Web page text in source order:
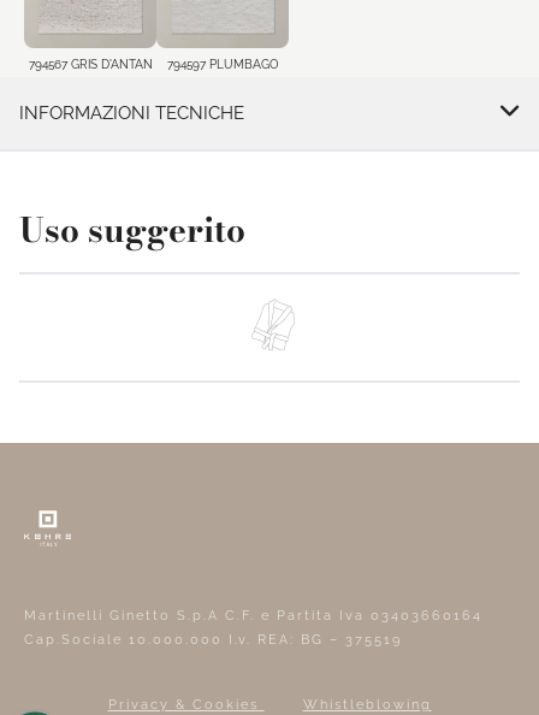
794567 GRIS D'ANTAN 794597 PLUMBAGO
INFORMAZIONI TECNICHE
Uso suggerito
Privacy & Cookies Whistleblowing
Martinelli Ginetto S.p.A C.F. e Partita Iva 03403660164
Cap.Sociale 10.000.000 I.v. REA: BG – 375519